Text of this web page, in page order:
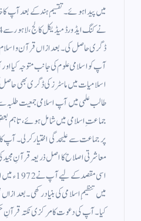
میں پیدا ہوئے۔ تقسیمِ ہند کے بعد آپ کا
ڈگری حاصل کی۔ بعد ازاں قرآن و
آپ کو اسلامی علوم کی جانب متوجہ کیا
اسلامیات میں ماسٹرز کی ڈگری بھی
طالب علمی میں آپ اسلامی جمعیت طلبہ
جماعتِ اسلامی میں شامل ہوئے، تاہم
پر جماعت سے علیحدگی اختیار کر لی۔ آپ
معاشرتی اصلاح کا اصل ذریعہ قرآنِ
میں تنظیمِ اسلامی کی بنیاد رکھی۔ بعد
کیا۔ آپ کی دعوت کا مرکزی نکتہ قرآنِ